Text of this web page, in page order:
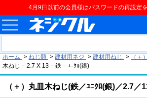
4月9日以前の会員様はパスワードの再設定
ホーム > ねじ類 > 建材用ネジ > 建材用ねじ > （＋
木ねじ – 2.7 X 13 – 鉄 – ﾕﾆｸﾛ(銀)
（＋）丸皿木ねじ(鉄／ﾕﾆｸﾛ(銀)／2.7／